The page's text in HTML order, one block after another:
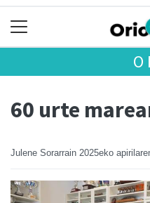
60 urte
Julene Sorarrain 2025eko